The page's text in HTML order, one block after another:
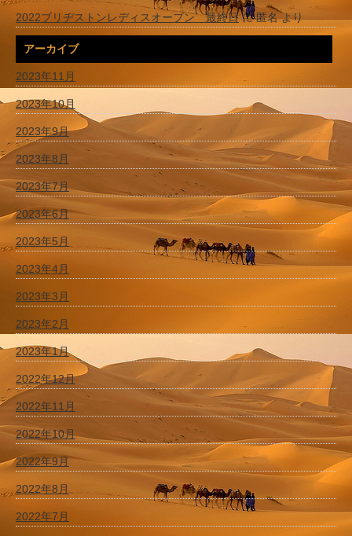
2022ブリヂストンレディスオープン 最終日に匿名より
アーカイブ
2023年11月
2023年10月
2023年9月
2023年8月
2023年7月
2023年6月
2023年5月
2023年4月
2023年3月
2023年2月
2023年1月
2022年12月
2022年11月
2022年10月
2022年9月
2022年8月
2022年7月